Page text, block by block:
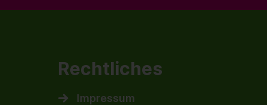
Rechtliches
Impressum